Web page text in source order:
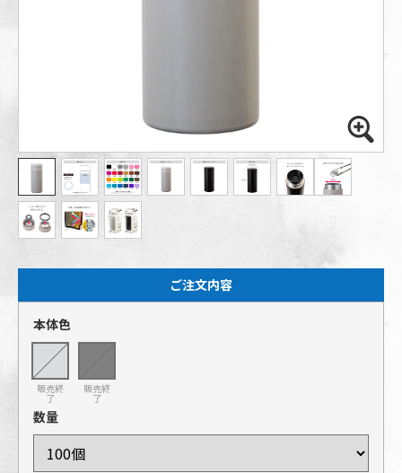
ご注文内容
本体色
販売終
了
販売終
了
数量